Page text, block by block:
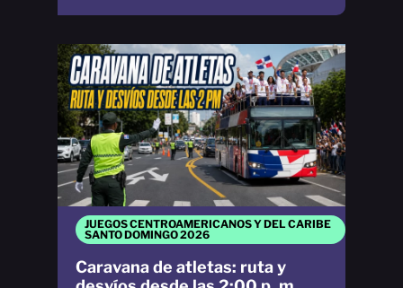
JUEGOS CENTROAMERICANOS Y DEL CARIBE
SANTO DOMINGO 2026
Caravana de atletas: ruta y